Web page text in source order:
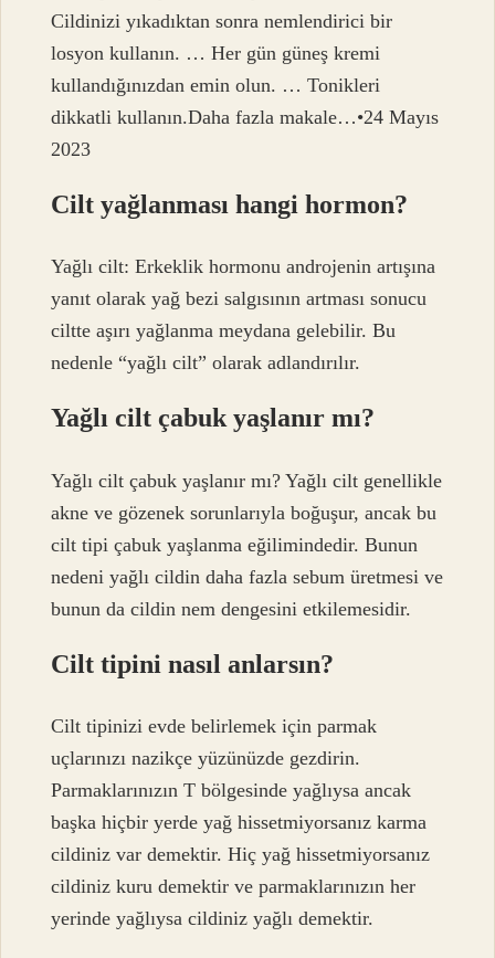
Cildinizi yıkadıktan sonra nemlendirici bir
losyon kullanın. … Her gün güneş kremi
kullandığınızdan emin olun. … Tonikleri
dikkatli kullanın.Daha fazla makale…•24 Mayıs
2023
Cilt yağlanması hangi hormon?
Yağlı cilt: Erkeklik hormonu androjenin artışına
yanıt olarak yağ bezi salgısının artması sonucu
ciltte aşırı yağlanma meydana gelebilir. Bu
nedenle “yağlı cilt” olarak adlandırılır.
Yağlı cilt çabuk yaşlanır mı?
Yağlı cilt çabuk yaşlanır mı? Yağlı cilt genellikle
akne ve gözenek sorunlarıyla boğuşur, ancak bu
cilt tipi çabuk yaşlanma eğilimindedir. Bunun
nedeni yağlı cildin daha fazla sebum üretmesi ve
bunun da cildin nem dengesini etkilemesidir.
Cilt tipini nasıl anlarsın?
Cilt tipinizi evde belirlemek için parmak
uçlarınızı nazikçe yüzünüzde gezdirin.
Parmaklarınızın T bölgesinde yağlıysa ancak
başka hiçbir yerde yağ hissetmiyorsanız karma
cildiniz var demektir. Hiç yağ hissetmiyorsanız
cildiniz kuru demektir ve parmaklarınızın her
yerinde yağlıysa cildiniz yağlı demektir.